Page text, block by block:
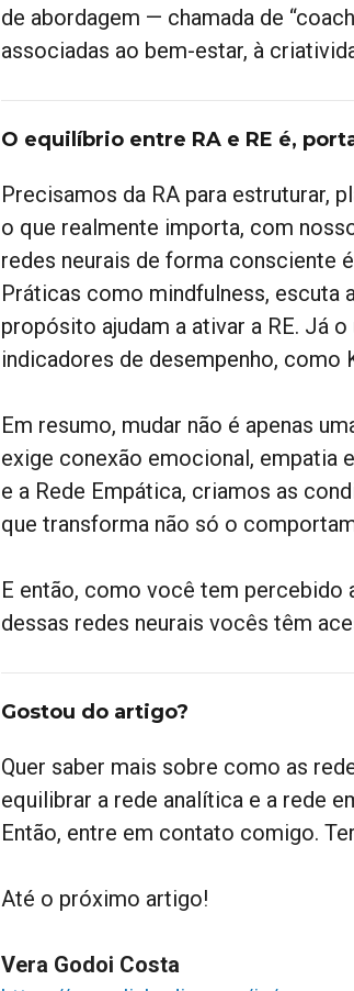
de abordagem — chamada de
associadas ao bem-estar, à
O equilíbrio entre RA e RE é,
Precisamos da RA para estruturar,
o que realmente importa, com
redes neurais de forma consciente
Práticas como mindfulness, escuta
propósito ajudam a ativar a RE. Já
indicadores de desempenho, como
Em resumo, mudar não é apenas
exige conexão emocional, empatia
e a Rede Empática, criamos as
que transforma não só o
E então, como você tem percebido
dessas redes neurais vocês têm
Gostou do artigo?
Quer saber mais sobre como as
equilibrar a rede analítica e a rede
Então, entre em contato comigo.
Até o próximo artigo!
Vera Godoi Costa